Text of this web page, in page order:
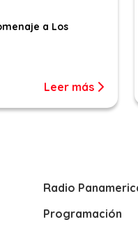
a Los
Leer más
Radio
Programación